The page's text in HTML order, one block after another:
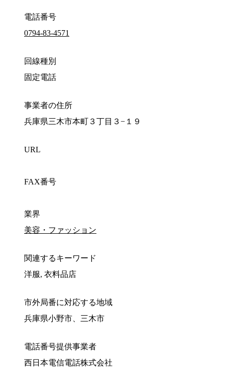
電話番号
0794-83-4571
回線種別
固定電話
事業者の住所
兵庫県三木市本町３丁目３−１９
URL
FAX番号
業界
美容・ファッション
関連するキーワード
洋服, 衣料品店
市外局番に対応する地域
兵庫県小野市、三木市
電話番号提供事業者
西日本電信電話株式会社